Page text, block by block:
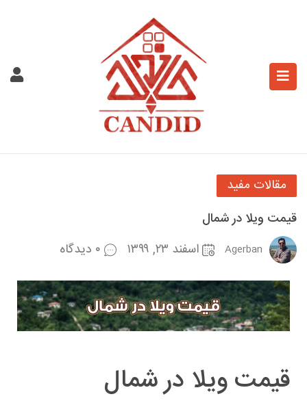
مقالات مفید
قیمت ویلا در شمال
Agerban اسفند ۲۳, ۱۳۹۹ ۰ دیدگاه
قیمت ویلا در شمال